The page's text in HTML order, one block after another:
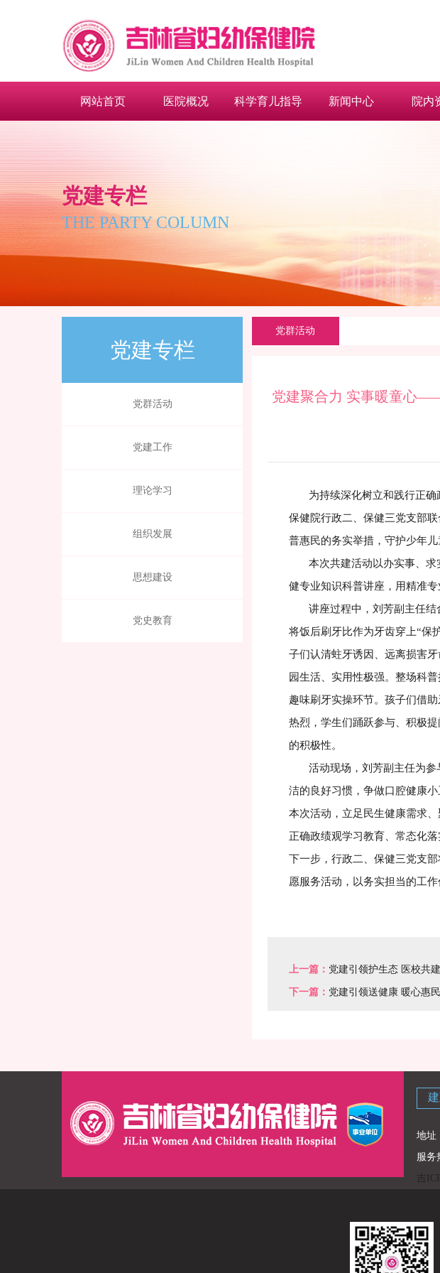
网站首页 医院概况 科学育儿指导 新闻中心 院内
党建专栏
THE PARTY COLUMN
党建专栏
党群活动
党建工作
理论学习
组织发展
思想建设
党史教育
党群活动
党建聚合力 实事暖童心
为持续深化树立和践行正确
保健院行政二、保健三党支部
普惠民的务实举措，守护少年儿
本次共建活动以办实事、求
健专业知识科普讲座，用精准
讲座过程中，刘芳副主任结
将饭后刷牙比作为牙齿穿上“保
子们认清蛀牙诱因、远离损害
园生活、实用性极强。整场科
趣味刷牙实操环节。孩子们借
热烈，学生们踊跃参与、积极
的积极性。
活动现场，刘芳副主任为参
洁的良好习惯，争做口腔健康
本次活动，立足民生健康需求
正确政绩观学习教育、常态化
下一步，行政二、保健三党支
愿服务活动，以务实担当的工
上一篇： 党建引领护生态 医校共
下一篇： 党建引领送健康 暖心惠
地址
服务
吉